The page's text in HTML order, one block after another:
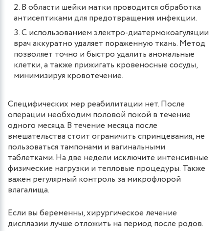
В области шейки матки проводится обработка
антисептиками для предотвращения инфекции.
С использованием электро-диатермокоагуляции
врач аккуратно удаляет пораженную ткань. Метод
позволяет точно и быстро удалить аномальные
клетки, а также прижигать кровеносные сосуды,
минимизируя кровотечение.
Специфических мер реабилитации нет. После
операции необходим половой покой в течение
одного месяца. В течение месяца после
вмешательства стоит ограничить спринцевания, не
пользоваться тампонами и вагинальными
таблетками. На две недели исключите интенсивные
физические нагрузки и тепловые процедуры. Также
важен регулярный контроль за микрофлорой
влагалища.
Если вы беременны, хирургическое лечение
дисплазии лучше отложить на период после родов.